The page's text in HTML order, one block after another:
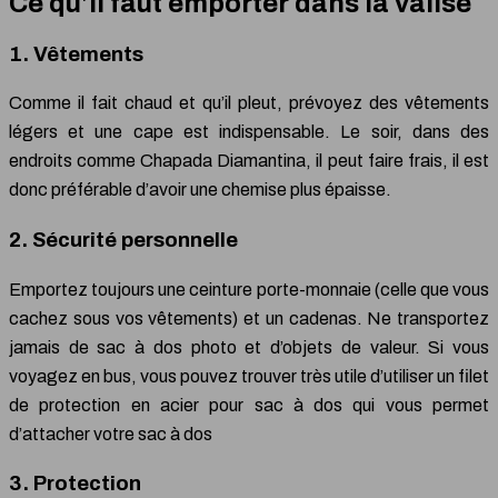
1. Vêtements
Comme il fait chaud et qu’il pleut, prévoyez des vêtements
légers et une cape est indispensable. Le soir, dans des
endroits comme Chapada Diamantina, il peut faire frais, il est
donc préférable d’avoir une chemise plus épaisse.
2. Sécurité personnelle
Emportez toujours une ceinture porte-monnaie (celle que vous
cachez sous vos vêtements) et un cadenas. Ne transportez
jamais de sac à dos photo et d’objets de valeur. Si vous
voyagez en bus, vous pouvez trouver très utile d’utiliser un filet
de protection en acier pour sac à dos qui vous permet
d’attacher votre sac à dos
3. Protection